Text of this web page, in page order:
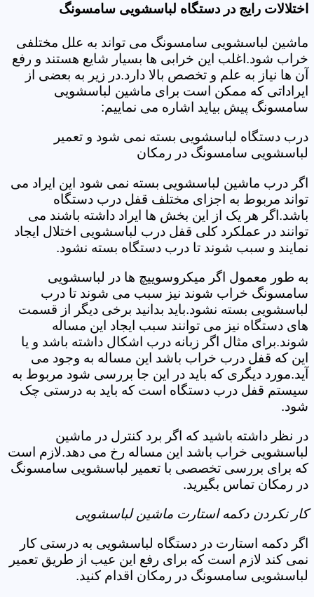
اختلالات رایج در دستگاه لباسشویی سامسونگ
ماشین لباسشویی سامسونگ می تواند به علل مختلفی
خراب شود.اغلب این خرابی ها بسیار شایع هستند و رفع
آن ها نیاز به علم و تخصص بالا دارد.در زیر به بعضی از
ایراداتی که ممکن است برای ماشین لباسشویی
سامسونگ پیش بیاید اشاره می نماییم:
درب دستگاه لباسشویی بسته نمی شود و تعمیر
لباسشویی سامسونگ در رمکان
اگر درب ماشین لباسشویی بسته نمی شود این ایراد می
تواند مربوط به اجزای مختلف قفل درب دستگاه
باشد.اگر هر یک از این بخش ها ایراد داشته باشند می
توانند در عملکرد کلی قفل درب لباسشویی اختلال ایجاد
نمایند و سبب شوند تا درب دستگاه بسته نشود.
به طور معمول اگر میکروسوییچ ها در لباسشویی
سامسونگ خراب شوند نیز سبب می شوند تا درب
لباسشویی بسته نشود.باید بدانید برخی دیگر از قسمت
های دستگاه نیز می توانند سبب ایجاد این مساله
شوند.برای مثال اگر زبانه درب اشکال داشته باشد و یا
این که قفل درب خراب باشد این مساله به وجود می
آید.مورد دیگری که باید در این جا بررسی شود مربوط به
سیستم قفل درب دستگاه است که باید به درستی چک
شود.
در نظر داشته باشید که اگر برد کنترل در ماشین
لباسشویی خراب باشد این مساله رخ می دهد.لازم است
که برای بررسی تخصصی با تعمیر لباسشویی سامسونگ
در رمکان تماس بگیرید.
کار نکردن دکمه استارت ماشین لباسشویی
اگر دکمه استارت در دستگاه لباسشویی به درستی کار
نمی کند لازم است که برای رفع این عیب از طریق تعمیر
لباسشویی سامسونگ در رمکان اقدام کنید.